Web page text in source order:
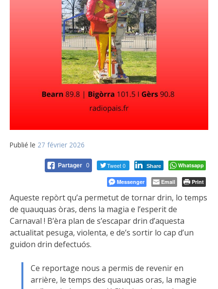
Publié le 27 février 2026
Partager 0 Tweet 0 Share Whatsapp
Messenger Email Print
Aqueste repòrt qu’a permetut de tornar drin, lo temps
de quauquas òras, dens la magia e l’esperit de
Carnaval ! B’èra plan de s’escapar drin d’aquesta
actualitat pesuga, violenta, e de’s sortir lo cap d’un
guidon drin defectuós.
Ce reportage nous a permis de revenir en
arrière, le temps des quauquas oras, la magie